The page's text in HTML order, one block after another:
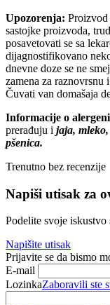
Upozorenja: Proizvod
sastojke proizvoda,
posavetovati se sa
dijagnostifikovano
dnevne doze se ne
zamena za raznovrsnu
Čuvati van domašaja
Informacije o
prerađuju i jaja,
pšenica.
Trenutno bez recenzije
Napiši utisak za
Podelite svoje iskustvo
Napišite utisak
Prijavite se da bismo
E-mail
LozinkaZaboravili ste